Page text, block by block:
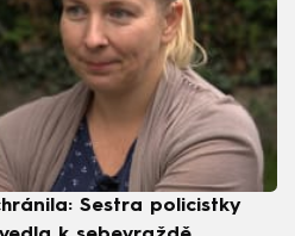
Sestra policistky